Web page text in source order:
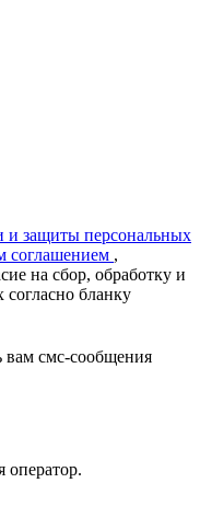
и защиты персональных
соглашением ,
на сбор, обработку и
бланку
смс-сообщения
оператор.